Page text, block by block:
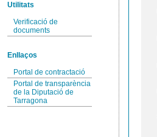
Utilitats
Verificació de
documents
Enllaços
Portal de contractació
Portal de transparència
de la Diputació de
Tarragona